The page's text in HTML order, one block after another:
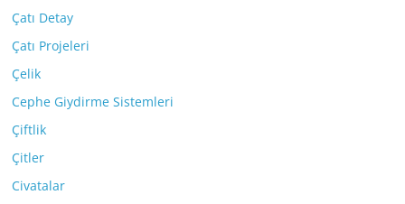
Çatı Detay
Çatı Projeleri
Çelik
Cephe Giydirme Sistemleri
Çiftlik
Çitler
Civatalar